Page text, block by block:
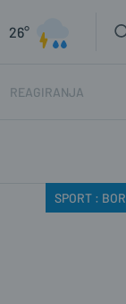
26°
REAGIRANJA
SPORT :